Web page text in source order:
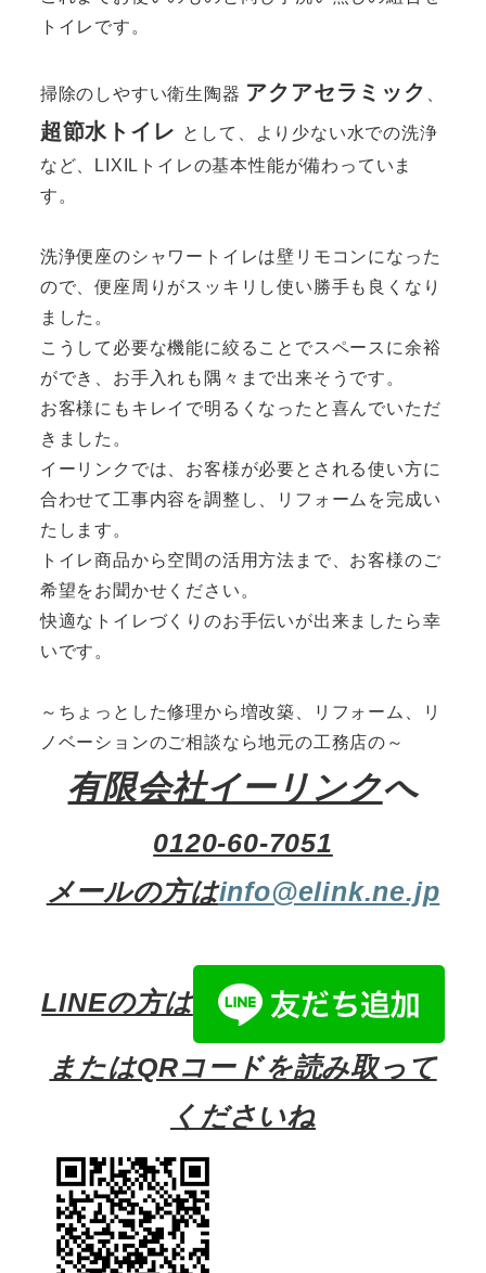
トイレです。
掃除のしやすい衛生陶器 アクアセラミック
超節水トイレ として、より少ない水での洗浄
など、LIXILトイレの基本性能が備わっていま
す。
洗浄便座のシャワートイレは壁リモコンになった
ので、便座周りがスッキリし使い勝手も良くなり
ました。
こうして必要な機能に絞ることでスペースに余裕
ができ、お手入れも隅々まで出来そうです。
お客様にもキレイで明るくなったと喜んでいただ
きました。
イーリンクでは、お客様が必要とされる使い方に
合わせて工事内容を調整し、リフォームを完成い
たします。
トイレ商品から空間の活用方法まで、お客様のご
希望をお聞かせください。
快適なトイレづくりのお手伝いが出来ましたら幸
いです。
～ちょっとした修理から増改築、リフォーム、リ
ノベーションのご相談なら地元の工務店の～
有限会社イーリンクへ
0120-60-7051
メールの方はinfo@elink.ne.jp
LINEの方は
またはQRコードを読み取って
くださいね